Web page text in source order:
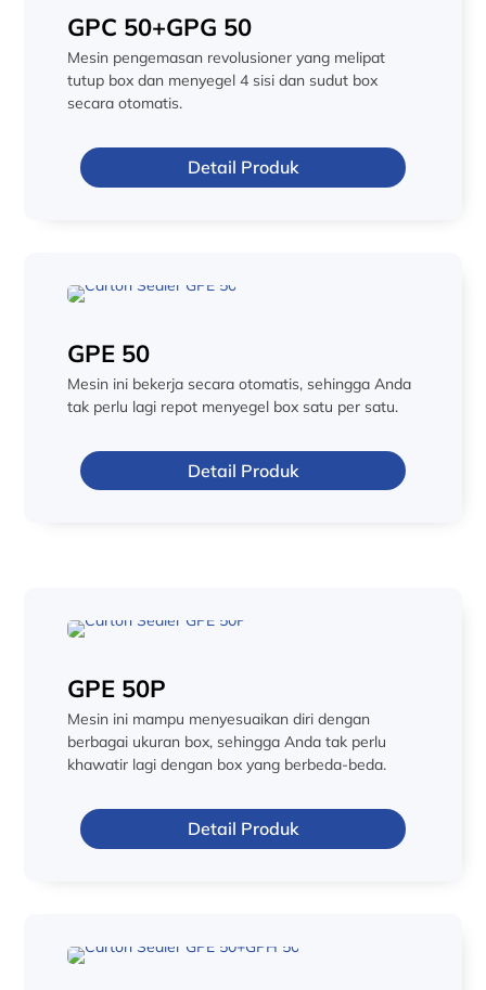
GPC 50+GPG 50
Mesin pengemasan revolusioner yang melipat
tutup box dan menyegel 4 sisi dan sudut box
secara otomatis.
Detail Produk
GPE 50
Mesin ini bekerja secara otomatis, sehingga Anda
tak perlu lagi repot menyegel box satu per satu.
Detail Produk
GPE 50P
Mesin ini mampu menyesuaikan diri dengan
berbagai ukuran box, sehingga Anda tak perlu
khawatir lagi dengan box yang berbeda-beda.
Detail Produk